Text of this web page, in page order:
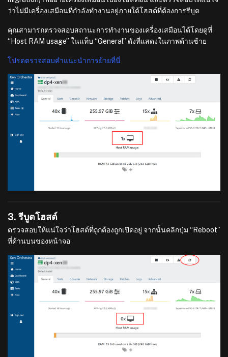
ว่าไม่มีเครื่องเสมือนที่กำลังทำงานอยู่ภายใต้โฮสต์ที่ต้องการรีบูต
คุณสามารถตรวจสอบสถานะการทำงานของเครื่องเสมือนได้โดยดูที่
“Host RAM usage” ในแท็บ “General” ดังที่แสดงในภาพด้านซ้าย
โปรดตรวจสอบคำแนะนำการย้ายที่นี่
3. รีบูตโฮสต์
ตรวจสอบให้แน่ใจว่าโฮสต์ที่ถูกต้องถูกเปิดอยู่ จากนั้นคลิกปุ่ม “Reboot”
ที่ด้านบนของหน้าจอ